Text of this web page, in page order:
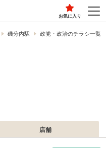
お気に入り
磯分内駅 政党・政治のチラシ一覧
店舗